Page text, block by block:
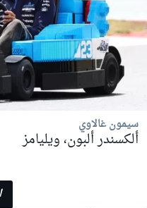
سيمون غالاوي
ألكسندر ألبون، ويليامز